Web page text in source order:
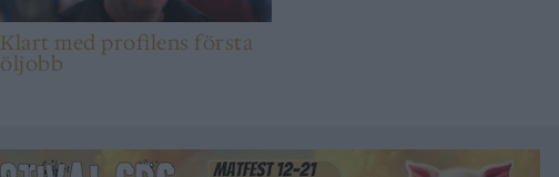
Klart med profilens första
öljobb